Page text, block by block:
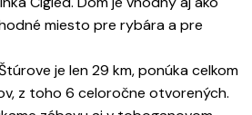
miesto pre rybára a pre
je len 29 km, ponúka celkom
z toho 6 celoročne otvorených.